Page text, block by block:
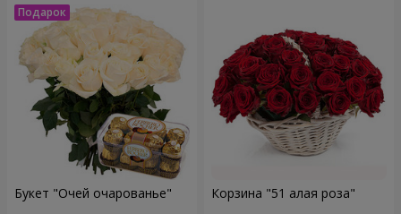
Букет "Очей очарованье" Корзина "51 алая роза"